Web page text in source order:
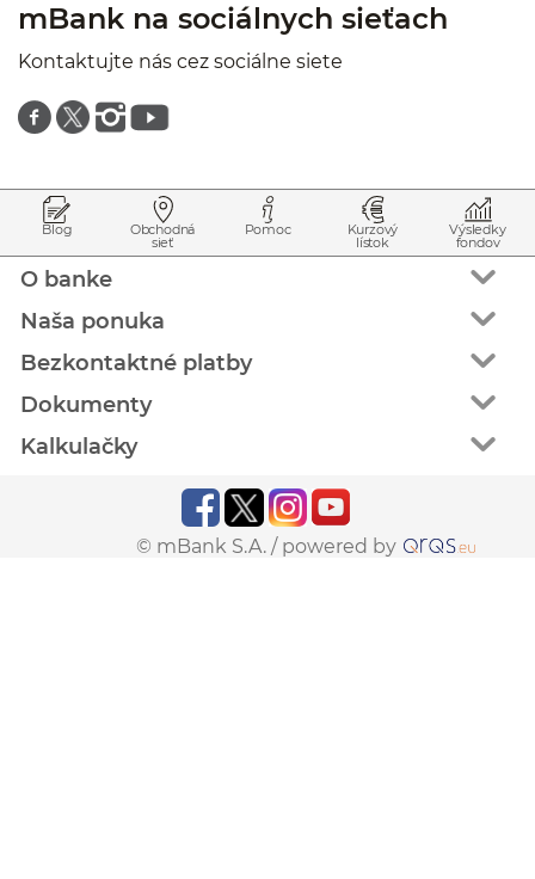
mBank na sociálnych sieťach
Kontaktujte nás cez sociálne siete
Znajdź nas na facebooku
Znajdź nas na twitterze
Znajdź nas na instagramie
Znajdź nas na youtube
Blog Obchodná
sieť
Pomoc Kurzový
lístok
Výsledky
fondov
O banke
Naša ponuka
Bezkontaktné platby
Dokumenty
Kalkulačky
© mBank S.A. / powered by